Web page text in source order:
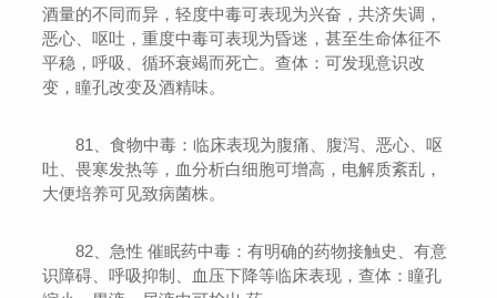
酒量的不同而异，轻度中毒可表现为兴奋，共济失调，
恶心、呕吐，重度中毒可表现为昏迷，甚至生命体征不
平稳，呼吸、循环衰竭而死亡。查体：可发现意识改
变，瞳孔改变及酒精味。
81、食物中毒：临床表现为腹痛、腹泻、恶心、呕
吐、畏寒发热等，血分析白细胞可增高，电解质紊乱，
大便培养可见致病菌株。
82、急性 催眠药中毒：有明确的药物接触史、有意
识障碍、呼吸抑制、血压下降等临床表现，查体：瞳孔